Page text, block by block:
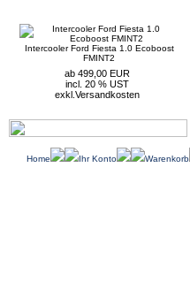
Intercooler Ford Fiesta 1.0 Ecoboost
FMINT2
ab 499,00 EUR
incl. 20 % UST
exkl. Versandkosten
Home Ihr Konto Warenkorb